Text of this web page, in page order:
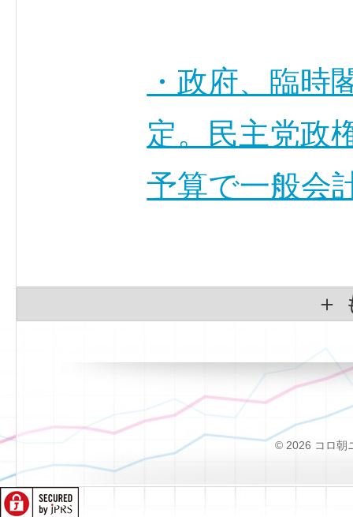
・政府、臨時
定。民主党政
予算で一般
＋
© 2026 コロ朝